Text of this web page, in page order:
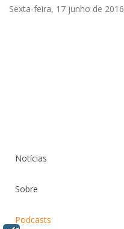
Sexta-feira, 17 junho de 2016
Notícias
Sobre
Podcasts